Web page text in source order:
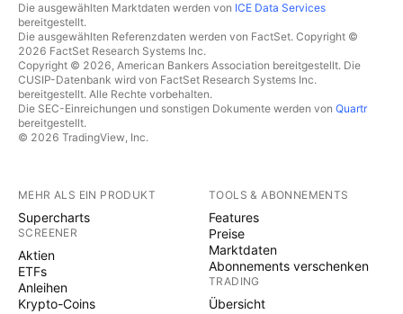
Die ausgewählten Marktdaten werden von ICE Data Services
bereitgestellt.
Die ausgewählten Referenzdaten werden von FactSet. Copyright ©
2026 FactSet Research Systems Inc.
Copyright © 2026, American Bankers Association bereitgestellt. Die
CUSIP-Datenbank wird von FactSet Research Systems Inc.
bereitgestellt. Alle Rechte vorbehalten.
Die SEC-Einreichungen und sonstigen Dokumente werden von Quartr
bereitgestellt.
© 2026 TradingView, Inc.
MEHR ALS EIN PRODUKT
Supercharts
SCREENER
Aktien
ETFs
Anleihen
Krypto-Coins
TOOLS & ABONNEMENTS
Features
Preise
Marktdaten
Abonnements verschenken
TRADING
Übersicht